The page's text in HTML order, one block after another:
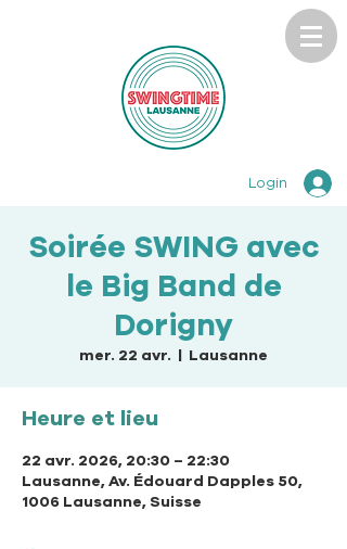
Login
Soirée SWING avec
le Big Band de
Dorigny
mer. 22 avr.
  |
Lausanne
Heure et lieu
22 avr. 2026, 20:30 – 22:30
Lausanne, Av. Édouard Dapples 50,
1006 Lausanne, Suisse